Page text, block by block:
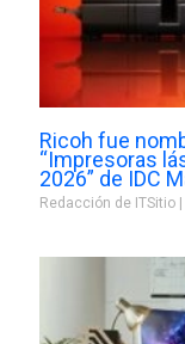
Ricoh fue
“Impresoras
2026” de IDC
Redacción de ITSitio